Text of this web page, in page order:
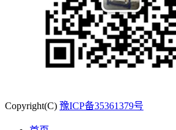
Copyright(C) 豫ICP备35361379号